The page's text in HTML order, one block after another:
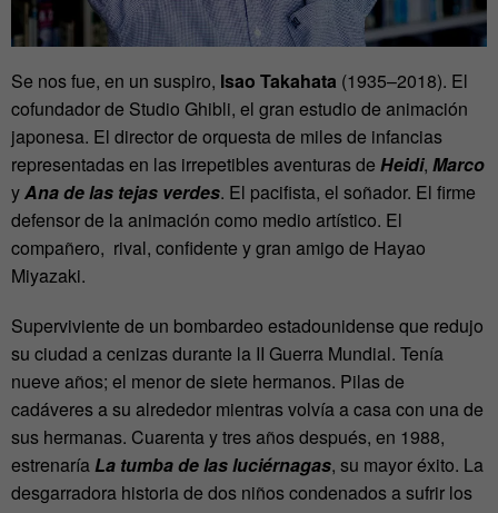
Se nos fue, en un suspiro, Isao Takahata (1935–2018). El
cofundador de Studio Ghibli, el gran estudio de animación
japonesa. El director de orquesta de miles de infancias
representadas en las irrepetibles aventuras de Heidi, Marco
yAna de las tejas verdes. El pacifista, el soñador. El firme
defensor de la animación como medio artístico. El
compañero, rival, confidente y gran amigo de Hayao
Miyazaki.
Superviviente de un bombardeo estadounidense que redujo
su ciudad a cenizas durante la II Guerra Mundial. Tenía
nueve años; el menor de siete hermanos. Pilas de
cadáveres a su alrededor mientras volvía a casa con una de
sus hermanas. Cuarenta y tres años después, en 1988,
estrenaríaLa tumba de las luciérnagas, su mayor éxito. La
desgarradora historia de dos niños condenados a sufrir los